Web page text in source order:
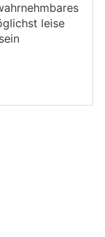
leise